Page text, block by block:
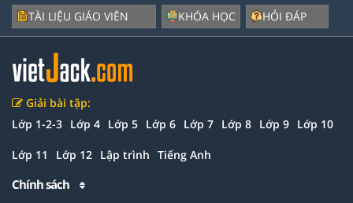
TÀI LIỆU GIÁO VIÊN
KHÓA HỌC
HỎI ĐÁP
Giải bài tập:
Lớp 1-2-3 Lớp 4 Lớp 5 Lớp 6 Lớp 7 Lớp 8 Lớp 9 Lớp 10
Lớp 11 Lớp 12 Lập trình Tiếng Anh
Chính sách